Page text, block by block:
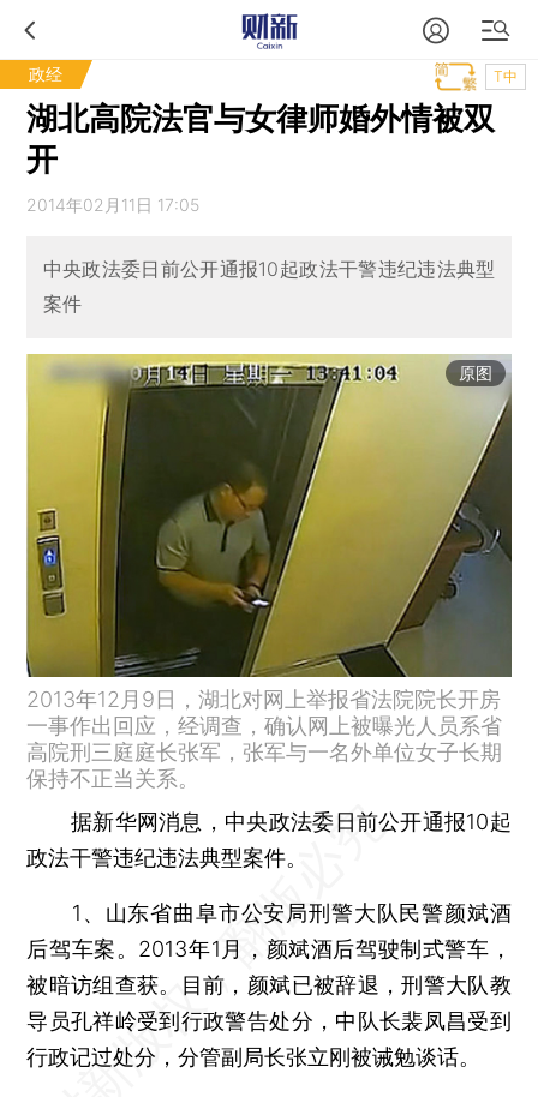
政经 T中
湖北高院法官与女律师婚外情被双
开
2014年02月11日 17:05
中央政法委日前公开通报10起政法干警违纪违法典型
案件
原图
2013年12月9日，湖北对网上举报省法院院长开房
一事作出回应，经调查，确认网上被曝光人员系省
高院刑三庭庭长张军，张军与一名外单位女子长期
保持不正当关系。
据新华网消息，中央政法委日前公开通报10起
政法干警违纪违法典型案件。
1、山东省曲阜市公安局刑警大队民警颜斌酒
后驾车案。2013年1月，颜斌酒后驾驶制式警车，
被暗访组查获。目前，颜斌已被辞退，刑警大队教
导员孔祥岭受到行政警告处分，中队长裴凤昌受到
行政记过处分，分管副局长张立刚被诫勉谈话。